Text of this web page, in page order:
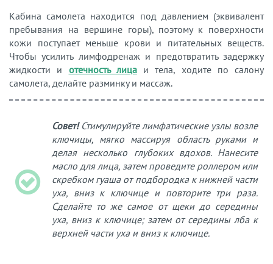
Кабина самолета находится под давлением (эквивалент
пребывания на вершине горы), поэтому к поверхности
кожи поступает меньше крови и питательных веществ.
Чтобы усилить лимфодренаж и предотвратить задержку
жидкости и отечность лицаи тела, ходите по салону
самолета, делайте разминку и массаж.
Совет!Стимулируйте лимфатические узлы возле
ключицы, мягко массируя область руками и
делая несколько глубоких вдохов. Нанесите
масло для лица, затем проведите роллером или
скребком гуаша от подбородка к нижней части
уха, вниз к ключице и повторите три раза.
Сделайте то же самое от щеки до середины
уха, вниз к ключице; затем от середины лба к
верхней части уха и вниз к ключице.